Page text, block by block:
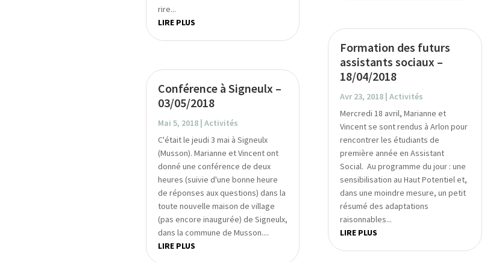
rire...
LIRE PLUS
Conférence à Signeulx –
03/05/2018
Mai 5, 2018| Activités
C'était le jeudi 3 mai à Signeulx
(Musson). Marianne et Vincent ont
donné une conférence de deux
heures (suivie d'une bonne heure
de réponses aux questions) dans la
toute nouvelle maison de village
(pas encore inaugurée) de Signeulx,
dans la commune de Musson....
LIRE PLUS
Formation des futurs
assistants sociaux –
18/04/2018
Avr 23, 2018 |Activités
Mercredi 18 avril, Marianne et
Vincent se sont rendus à Arlon pour
rencontrer les étudiants de
première année en Assistant
Social. Au programme du jour : une
sensibilisation au Haut Potentiel et,
dans une moindre mesure, un petit
résumé des adaptations
raisonnables...
LIRE PLUS